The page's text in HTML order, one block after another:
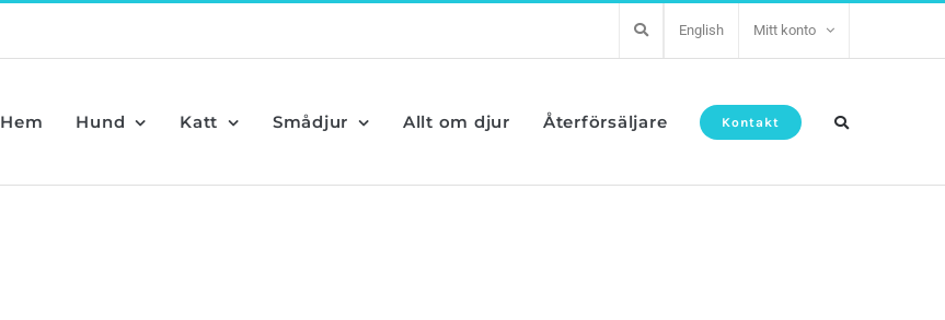
English Mitt konto
Hem Hund Katt Smådjur Allt om djur Återförsäljare Kontakt